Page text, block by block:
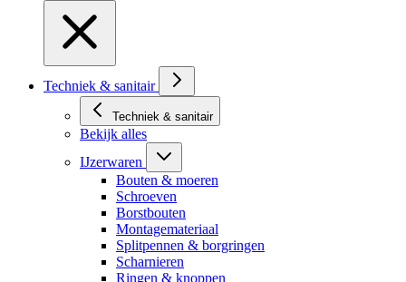
Techniek & sanitair
Techniek & sanitair
Bekijk alles
IJzerwaren
Bouten & moeren
Schroeven
Borstbouten
Montagemateriaal
Splitpennen & borgringen
Scharnieren
Ringen & knoppen